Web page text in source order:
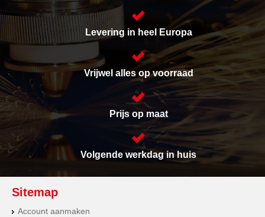
Levering in heel Europa
Vrijwel alles op voorraad
Prijs op maat
Volgende werkdag in huis
Sitemap
Account aanmaken